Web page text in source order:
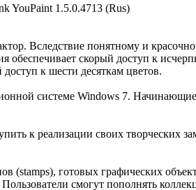
Вследствие понятному и
обеспечивает скорый доступ к
к шести десяткам цветов.
системе Windows 7.
к реализации своих творческих
готовых графических
смогут пополнять